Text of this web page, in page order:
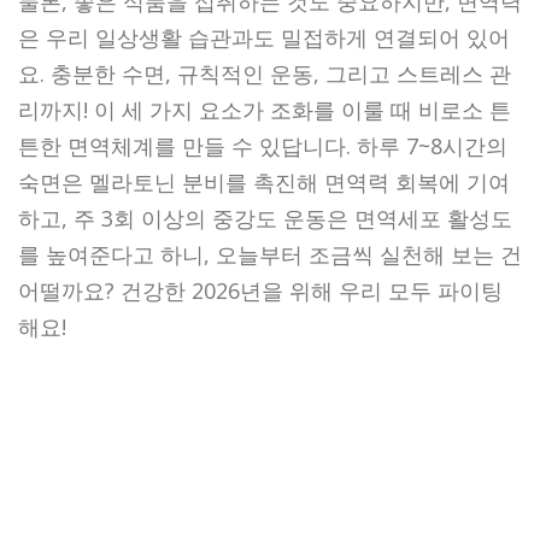
은 우리 일상생활 습관과도 밀접하게 연결되어 있어
요. 충분한 수면, 규칙적인 운동, 그리고 스트레스 관
리까지! 이 세 가지 요소가 조화를 이룰 때 비로소 튼
튼한 면역체계를 만들 수 있답니다. 하루 7~8시간의
숙면은 멜라토닌 분비를 촉진해 면역력 회복에 기여
하고, 주 3회 이상의 중강도 운동은 면역세포 활성도
를 높여준다고 하니, 오늘부터 조금씩 실천해 보는 건
어떨까요? 건강한 2026년을 위해 우리 모두 파이팅
해요!